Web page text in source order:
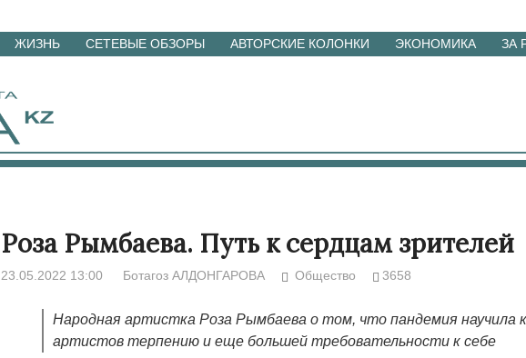
ЖИЗНЬ СЕТЕВЫЕ ОБЗОРЫ АВТОРСКИЕ КОЛОНКИ ЭКОНОМИКА ЗА
Роза Рымбаева. Путь к сердцам зрителей
23.05.2022 13:00 Ботагоз АЛДОНГАРОВА Общество 3658
Народная артистка Роза Рымбаева о том, что пандемия научила
артистов терпению и еще большей требовательности к себе